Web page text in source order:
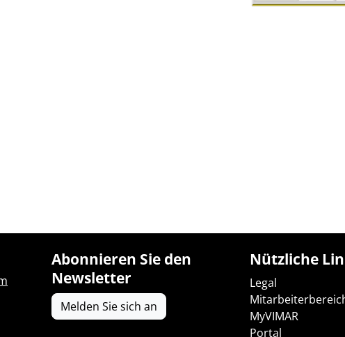
Abonnieren Sie den
Newsletter
Melden Sie sich an
Nützliche
Legal
MyVIMAR
Portal